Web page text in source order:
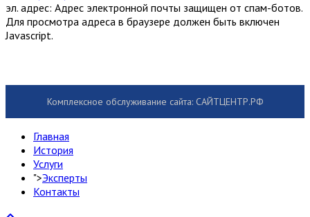
эл. адрес: Адрес электронной почты защищен от спам-ботов.
Для просмотра адреса в браузере должен быть включен
Javascript.
Комплексное обслуживание сайта: САЙТЦЕНТР.РФ
Главная
История
Услуги
">Эксперты
Контакты